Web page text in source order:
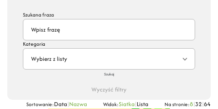
Szukana fraza
Kategoria
Wybierz z listy
Szukaj
Wyczyść filtry
Sortowanie:Data|Nazwa Widok:Siatka|Lista Na stronie:8|32|64